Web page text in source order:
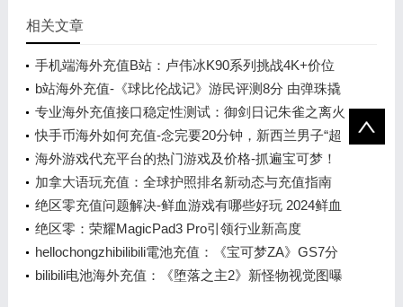
相关文章
手机端海外充值B站：卢伟冰K90系列挑战4K+价位
b站海外充值-《球比伦战记》游民评测8分 由弹珠撬
动的肉鸽王国
专业海外充值接口稳定性测试：御剑日记朱雀之离火
之主降临
快手币海外如何充值-念完要20分钟，新西兰男子“超
级姓名”创吉尼斯纪录
海外游戏代充平台的热门游戏及价格-抓遍宝可梦！
3DM推出《宝可梦传说 Z-A》专属地图
加拿大语玩充值：全球护照排名新动态与充值指南
绝区零充值问题解决-鲜血游戏有哪些好玩 2024鲜血
游戏排行榜前十
绝区零：荣耀MagicPad3 Pro引领行业新高度
hellochongzhibilibili電池充值：《宝可梦ZA》GS7分
PS+美服新增阵容公开
bilibili电池海外充值：《堕落之主2》新怪物视觉图曝